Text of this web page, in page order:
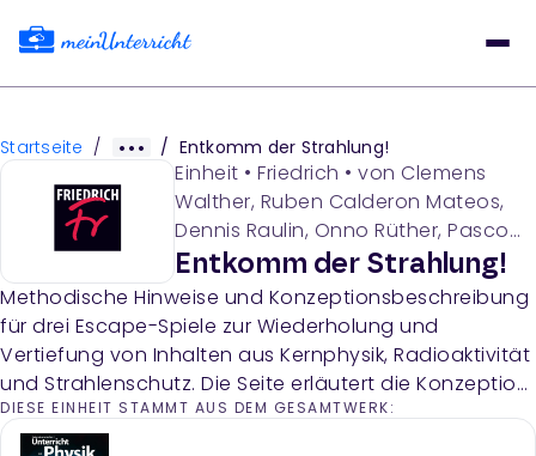
Startseite / / Entkomm der Strahlung!
Einheit • Friedrich • von Clemens
Walther, Ruben Calderon Mateos,
Dennis Raulin, Onno Rüther, Pasco
Starcevic
Entkomm der Strahlung!
Methodische Hinweise und Konzeptionsbeschreibung
für drei Escape-Spiele zur Wiederholung und
Vertiefung von Inhalten aus Kernphysik, Radioaktivität
und Strahlenschutz. Die Seite erläutert die Konzeption,
Einbindung in den Unterricht und das Spielmaterial der
kooperativen Lernspiele.
DIESE EINHEIT STAMMT AUS DEM GESAMTWERK: